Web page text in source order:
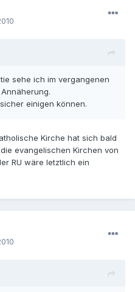
sehe ich im vergangenen
einigen können.
Kirche hat sich bald
evangelischen Kirchen von
RU wäre letztlich ein